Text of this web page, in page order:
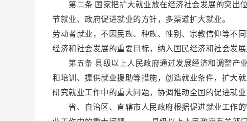
第二条 国家把扩大就业放在经济社会发展的突出
节就业、政府促进就业的方针，多渠道扩大就业
劳动者就业，不因民族、种族、性别、宗教信仰等
经济和社会发展的重要目标，纳入国民经济和社会发
第五条 县级以上人民政府通过发展经济和调整产
和培训、提供就业援助等措施，创造就业条件，扩
研究就业工作中的重大问题，协调推动全国的促进就
省、自治区、直辖市人民政府根据促进就业工作的